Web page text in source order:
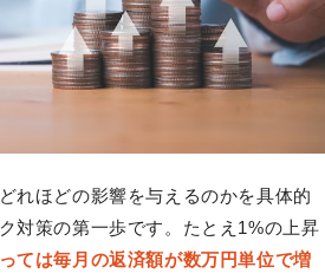
れほどの影響を与えるのかを具体的
対策の第一歩です。たとえ1%の上昇
ては毎月の返済額が数万円単位で増